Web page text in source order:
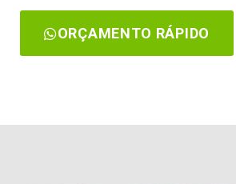
ORÇAMENTO RÁPIDO